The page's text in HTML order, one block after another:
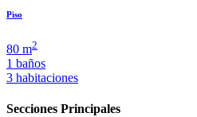
Piso
80 m2
1 baños
3 habitaciones
Secciones Principales